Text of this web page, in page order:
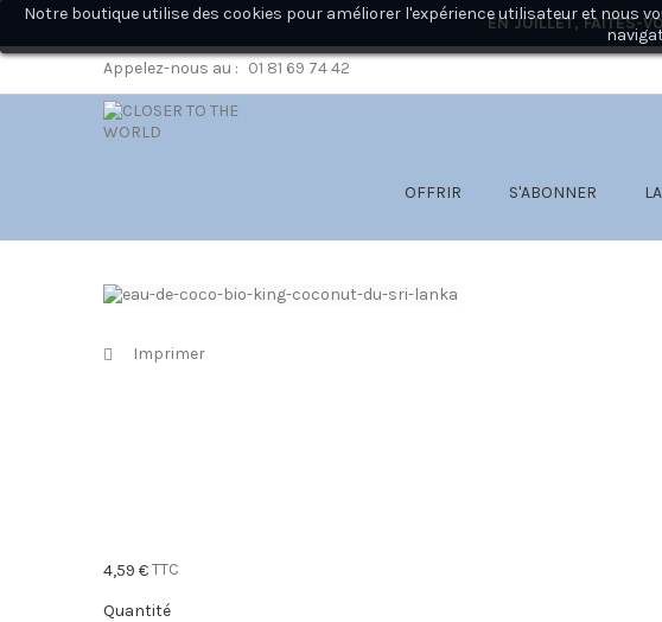
EN JUILLET, FAITES-
Appelez-nous au : 01 81 69 74 42
OFFRIR S'ABONNER
Notre boutique utilise des cookies pour améliorer l'expérience utilisateur et
Imprimer
4,59 €TTC
Quantité